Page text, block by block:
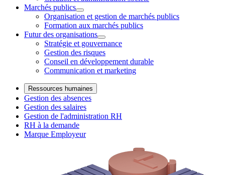
Marchés publics
Organisation et gestion de marchés publics
Formation aux marchés publics
Futur des organisations
Stratégie et gouvernance
Gestion des risques
Conseil en développement durable
Communication et marketing
Ressources humaines
Gestion des absences
Gestion des salaires
Gestion de l'administration RH
RH à la demande
Marque Employeur